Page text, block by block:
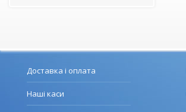
Доставка і оплата
Наші каси